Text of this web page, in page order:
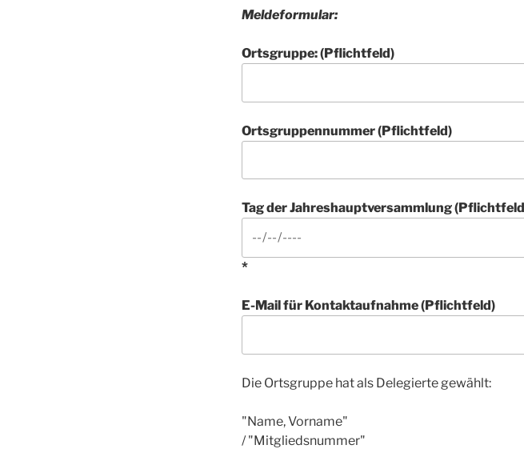
Meldeformular:
Ortsgruppe: (Pflichtfeld)
Ortsgruppennummer (Pflichtfeld)
Tag der Jahreshauptversammlung
*
E-Mail für Kontaktaufnahme (Pflichtfeld)
Die Ortsgruppe hat als Delegierte gewählt:
"Name, Vorname"
/ "Mitgliedsnummer"